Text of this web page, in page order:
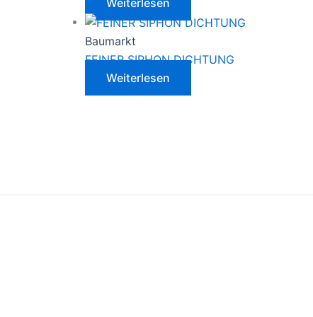
Weiterlesen
Baumarkt
FEINER SIPHON DICHTUNG
Weiterlesen